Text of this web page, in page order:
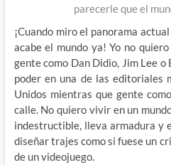
parecerle que el
¡Cuando miro el panorama
acabe el mundo ya! Yo no
gente como Dan Didio, Jim Lee
poder en una de las editoriales
Unidos mientras que gente
calle. No quiero vivir en un
indestructible, lleva armadura y
diseñar trajes como si fuese un
de un videojuego.